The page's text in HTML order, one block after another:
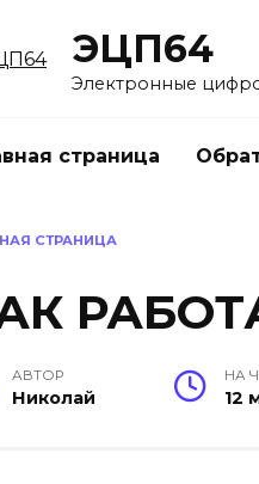
ЭЦП64
Электронные
страница
СТРАНИЦА
АВТОР
Николай
НА
12